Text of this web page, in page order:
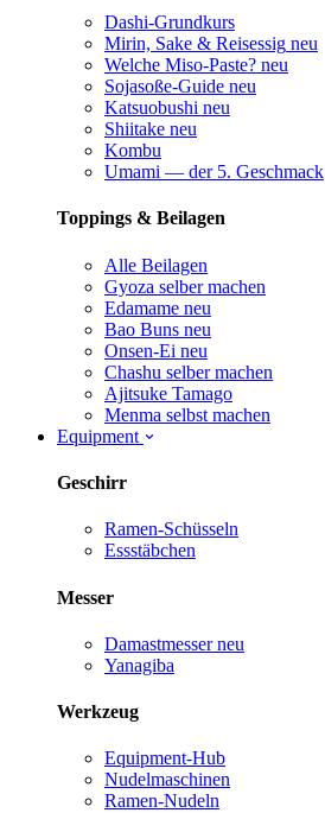
Dashi-Grundkurs
Mirin, Sake & Reisessig neu
Welche Miso-Paste? neu
Sojasoße-Guide neu
Katsuobushi neu
Shiitake neu
Kombu
Umami — der 5. Geschmack
Toppings & Beilagen
Alle Beilagen
Gyoza selber machen
Edamame neu
Bao Buns neu
Onsen-Ei neu
Chashu selber machen
Ajitsuke Tamago
Menma selbst machen
Equipment
Geschirr
Ramen-Schüsseln
Essstäbchen
Messer
Damastmesser neu
Yanagiba
Werkzeug
Equipment-Hub
Nudelmaschinen
Ramen-Nudeln